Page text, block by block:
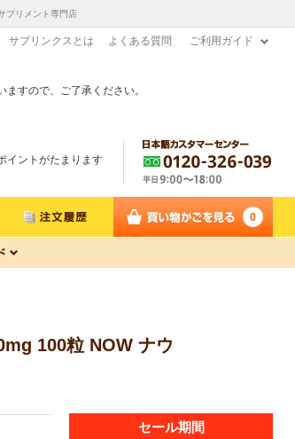
プリメント専門店
サプリンクスとは よくある質問 ご利用ガイド
すので、ご了承ください。
イントがたまります
0
100粒 NOW ナウ
セール期間